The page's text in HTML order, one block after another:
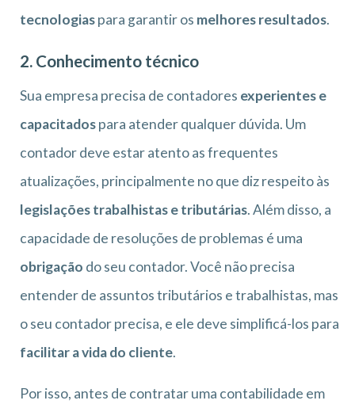
tecnologiaspara garantir os melhores resultados.
2. Conhecimento técnico
Sua empresa precisa de contadores experientes e
capacitadospara atender qualquer dúvida. Um
contador deve estar atento as frequentes
atualizações, principalmente no que diz respeito às
legislações trabalhistas e tributárias. Além disso, a
capacidade de resoluções de problemas é uma
obrigação do seu contador. Você não precisa
entender de assuntos tributários e trabalhistas, mas
o seu contador precisa, e ele deve simplificá-los para
facilitar a vida do cliente.
Por isso, antes de contratar uma contabilidade em